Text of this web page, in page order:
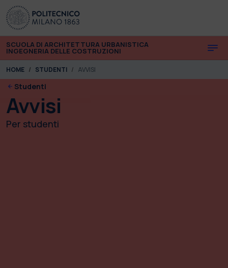
Skip to main content
Skip to page footer
SCUOLA DI ARCHITETTURA URBANISTICA
INGEGNERIA DELLE COSTRUZIONI
You are here:
HOME STUDENTI AVVISI
Studenti
Avvisi
Per studenti